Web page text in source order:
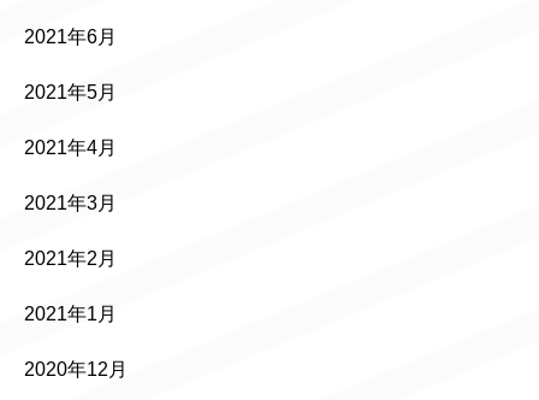
2021年6月
2021年5月
2021年4月
2021年3月
2021年2月
2021年1月
2020年12月